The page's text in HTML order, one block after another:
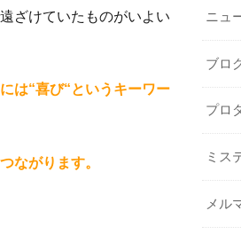
ざけていたものがいよい
は“喜び“というキーワー
ながります。
ニュ
ブロ
プロ
ミス
メル